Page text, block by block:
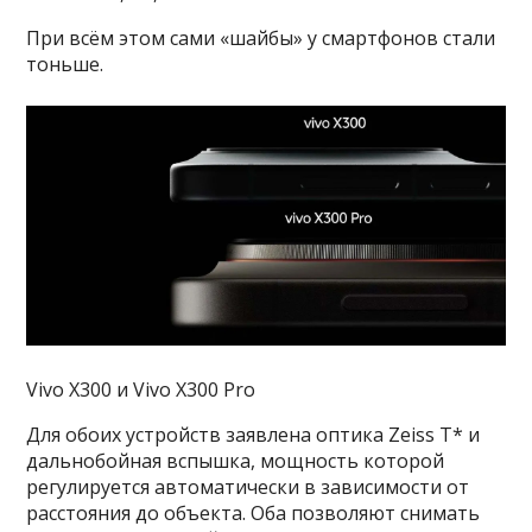
При всём этом сами «шайбы» у смартфонов стали
тоньше.
Vivo X300 и Vivo X300 Pro
Для обоих устройств заявлена оптика Zeiss T* и
дальнобойная вспышка, мощность которой
регулируется автоматически в зависимости от
расстояния до объекта. Оба позволяют снимать